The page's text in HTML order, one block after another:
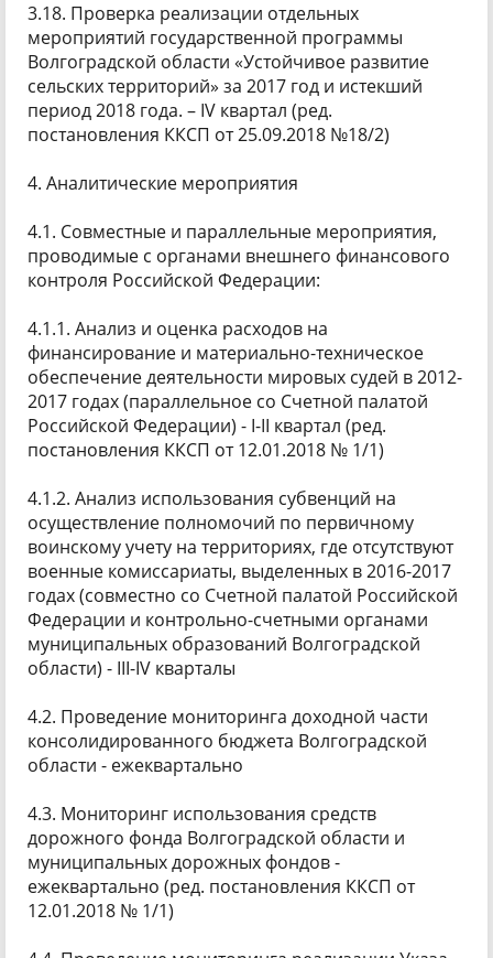
3.18. Проверка реализации отдельных
мероприятий государственной программы
Волгоградской области «Устойчивое развитие
сельских территорий» за 2017 год и истекший
период 2018 года. – IV квартал (ред.
постановления ККСП от 25.09.2018 №18/2)
4. Аналитические мероприятия
4.1. Совместные и параллельные мероприятия,
проводимые с органами внешнего финансового
контроля Российской Федерации:
4.1.1. Анализ и оценка расходов на
финансирование и материально-техническое
обеспечение деятельности мировых судей в 2012-
2017 годах (параллельное со Счетной палатой
Российской Федерации) - I-II квартал (ред.
постановления ККСП от 12.01.2018 № 1/1)
4.1.2. Анализ использования субвенций на
осуществление полномочий по первичному
воинскому учету на территориях, где отсутствуют
военные комиссариаты, выделенных в 2016-2017
годах (совместно со Счетной палатой Российской
Федерации и контрольно-счетными органами
муниципальных образований Волгоградской
области) - III-IV кварталы
4.2. Проведение мониторинга доходной части
консолидированного бюджета Волгоградской
области - ежеквартально
4.3. Мониторинг использования средств
дорожного фонда Волгоградской области и
муниципальных дорожных фондов -
ежеквартально (ред. постановления ККСП от
12.01.2018 № 1/1)